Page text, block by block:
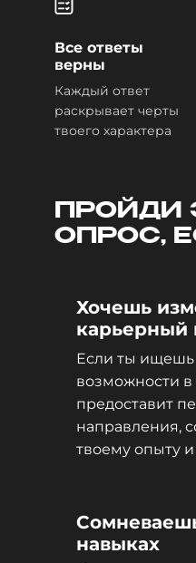
Все ответы
верны
Каждый ответ
раскрывает черты
твоего характера
ПРОЙДИ
ОПРОС,
Хочешь
карьерный
Если ты
возможности
предоставит
направления,
твоему опыту
навыках